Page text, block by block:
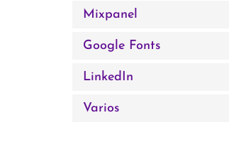
Mixpanel
Google Fonts
LinkedIn
Varios